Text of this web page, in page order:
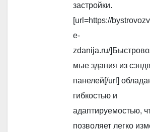
застройки.
[url=https://
e-
zdanija.ru/
мые здания из
панелей[/url]
гибкостью и
адаптируемостью,
позволяет легко